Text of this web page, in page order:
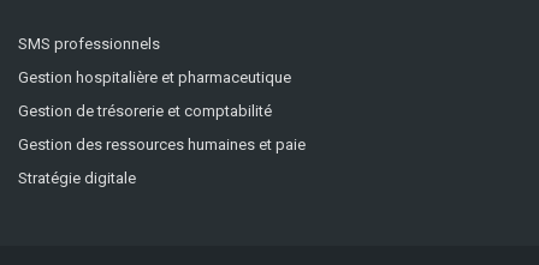
SMS professionnels
Gestion hospitalière et pharmaceutique
Gestion de trésorerie et comptabilité
Gestion des ressources humaines et paie
Stratégie digitale